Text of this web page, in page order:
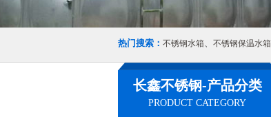
热门搜索： 不锈钢水箱、 不锈钢保温水箱
长鑫不锈钢-产品分类
PRODUCT CATEGORY